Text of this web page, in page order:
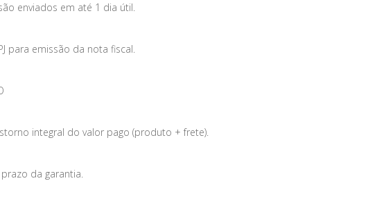
enviados em até 1 dia útil.
para emissão da nota fiscal.
integral do valor pago (produto + frete).
da garantia.